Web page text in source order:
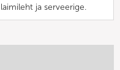
ja serveerige.